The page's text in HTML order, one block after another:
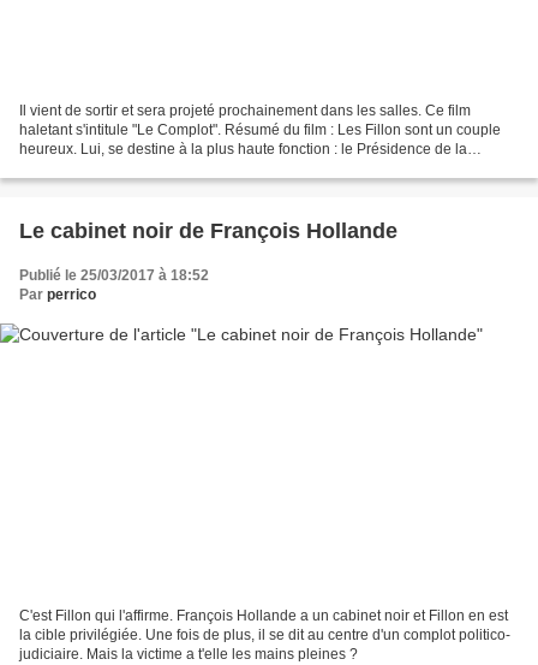
Il vient de sortir et sera projeté prochainement dans les salles. Ce film
haletant s'intitule "Le Complot". Résumé du film : Les Fillon sont un couple
heureux. Lui, se destine à la plus haute fonction : le Présidence de la
Le cabinet noir de François Hollande
Publié le 25/03/2017 à 18:52
Par perrico
C'est Fillon qui l'affirme. François Hollande a un cabinet noir et Fillon en est
la cible privilégiée. Une fois de plus, il se dit au centre d'un complot politico-
judiciaire. Mais la victime a t'elle les mains pleines ?